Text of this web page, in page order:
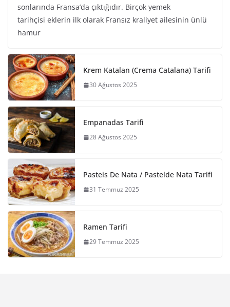
sonlarında Fransa’da çıktığıdır. Birçok yemek
tarihçisi eklerin ilk olarak Fransız kraliyet ailesinin ünlü
hamur
Krem Katalan (Crema Catalana) Tarifi
30 Ağustos 2025
Empanadas Tarifi
28 Ağustos 2025
Pasteis De Nata / Pastelde Nata Tarifi
31 Temmuz 2025
Ramen Tarifi
29 Temmuz 2025